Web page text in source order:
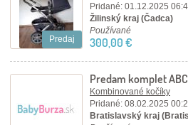
Predaj
Pridané: 01.12.2025
Žilinský kraj (Čadca)
Používané
300,00 €
Predam komplet
Diamond kocik set
Kombinované kočíky
Pridané: 08.02.2025
Bratislavský kraj